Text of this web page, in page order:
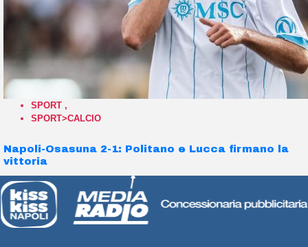
SPORT ,
SPORT>CALCIO
Napoli-Osasuna 2-1: Politano e Lucca firmano la
vittoria